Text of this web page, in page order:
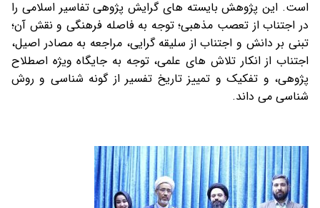
است. این پژوهش بایسته های گرایش پژوهی تفاسیر اسلامی را
در اجتناب از تعصب مذهبی؛ توجه به فاصله فرهنگی و نقش آن؛
تبنی بر دانش و اجتناب از سليقه گرايی، مراجعه به مصادر اصيل،
اجتناب از انکار تلاش های علمی، توجه به جايگاه ويژه اصطلاح
پژوهی، و تفکيک و تمييز تاريخ تفسير از گونه شناسی و روش
شناسی می داند.